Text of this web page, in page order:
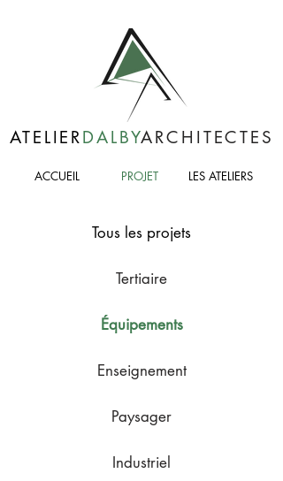
ATELIERDALBYARCHITECTES
ACCUEIL PROJET LES ATELIERS
Tous les projets
Tertiaire
Équipements
Enseignement
Paysager
Industriel